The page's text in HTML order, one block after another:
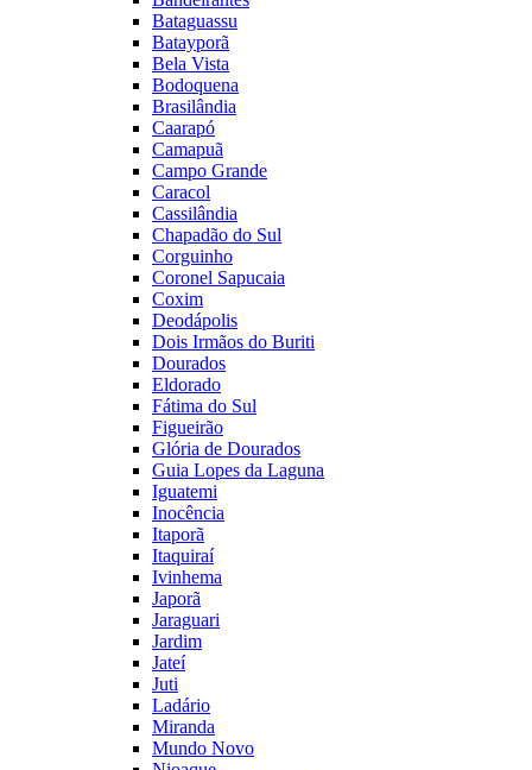
Bataguassu
Batayporã
Bela Vista
Bodoquena
Brasilândia
Caarapó
Camapuã
Campo Grande
Caracol
Cassilândia
Chapadão do Sul
Corguinho
Coronel Sapucaia
Coxim
Deodápolis
Dois Irmãos do Buriti
Dourados
Eldorado
Fátima do Sul
Figueirão
Glória de Dourados
Guia Lopes da Laguna
Iguatemi
Inocência
Itaporã
Itaquiraí
Ivinhema
Japorã
Jaraguari
Jardim
Jateí
Juti
Ladário
Miranda
Mundo Novo